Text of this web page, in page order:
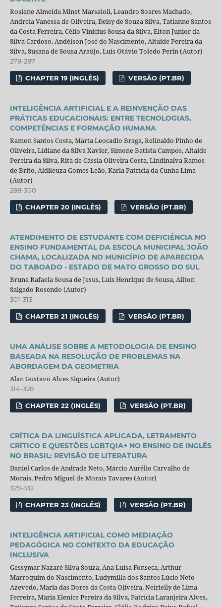
Rosiane Almeida Minet Marsaioli, Leandro Soares Machado,
Andreia Vanessa de Oliveira, Deisy de Souza Silva, Tatianne Santos
da Costa Ferreira, Célio Vinicius Sousa da Silva, Elton Junior da
Silva Cardoso, Andélson José do Nascimento, Altaide Pereira da
Silva, Susana de Sousa Araújo, Luís Otávio Toledo Perin (Autor)
278-287
CHAPTER 19 (INGLÊS) VERSÃO (PT.BR)
INTELIGÊNCIA ARTIFICIAL E A REINVENÇÃO DAS
PRÁTICAS EDUCACIONAIS: ENTRE TECNOLOGIAS,
COMPETÊNCIAS E FORMAÇÃO HUMANA
Ramon Santos Costa, Marta Leocadio Braga, Relinaldo Pinho de
Oliveira, Lidiane da Silva Xavier, Simone Batista Campos, Altaide
Pereira da Silva, Rita de Cássia Oliveira Costa, Lindinalva Ramos
de Brito, Aldileuza Gomes Leão, Karla Patrícia da Cunha Lima
(Autor)
288-300
CHAPTER 20 (INGLÊS) VERSÃO (PT.BR)
ATENDIMENTO DE ESTUDANTE COM DEFICIÊNCIA NO
ENSINO FUNDAMENTAL DA ESCOLA MUNICIPAL JOÃO
CHAMA, LOCALIZADA NO MUNICÍPIO DE APARECIDA
DO TABOADO - ESTADO DE MATO GROSSO DO SUL
Bruna Rafaela Sousa de Jesus, Luis Henrique de Sousa, Ailton
Salgado Rosendo (Autor)
301-313
CHAPTER 21 (INGLÊS) VERSÃO (PT.BR)
UMA ANÁLISE SOBRE A METODOLOGIA DE ENSINO
BASEADA NA RESOLUÇÃO DE PROBLEMAS NA
ABORDAGEM DA GEOMETRIA
Alan Gustavo Alves Siqueira (Autor)
314-328
CHAPTER 22 (INGLÊS) VERSÃO (PT.BR)
CRÍTICA DA LINGUÍSTICA APLICADA, LETRAMENTO
CRÍTICO E QUESTÕES LGBTQIA+ NO ENSINO DE INGLÊS
NO BRASIL: REVISÃO DE LITERATURA
Daniel Carlos de Andrade Neto, Márcio Aurélio Carvalho de
Morais, Pedro Miguel de Morais Tavares (Autor)
329-332
CHAPTER 23 (INGLÊS) VERSÃO (PT.BR)
INTELIGÊNCIA ARTIFICIAL COMO MEDIAÇÃO
PEDAGÓGICA NO CONTEXTO DA EDUCAÇÃO
INCLUSIVA
Gessymar Nazaré Silva Souza, Ana Luísa Fonseca, Arthur
Marroquim do Nascimento, Ludymilla dos Santos Lúcio Neto
Azevedo, Maria das Dores da Costa Oliveira, Neirielly de Lima
Ferreira, Maria Elenice Pereira da Silva, Patrícia Laranjeira Alves,